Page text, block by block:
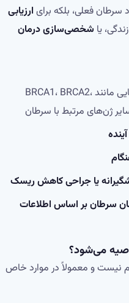
فعلی، بلکه برای ارزیابی
یا شخصی‌سازی درمان
در ژن‌هایی مانند BRCA1، BRCA2،
یا جراحی کاهش ریسک
سرطان بر اساس اطلاعات
می‌شود؟
نیست و معمولاً در موارد خاص